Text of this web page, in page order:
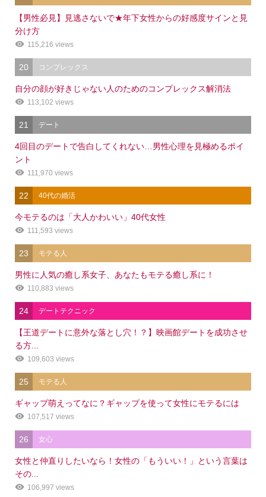
【男性必見】見逃さないで★年下女性からの好感度サインと見
分け方
115,216 views
20 コンプレックス
自分の顔が好きじゃない人のためのコンプレックス解消法
113,102 views
21 デート
4回目のデートで告白してくれない…男性心理を見極めるポイ
ント
111,970 views
22 40代の婚活
今モテるのは「大人かわいい」40代女性
111,593 views
23 モテる人
男性に人気の癒し系女子、あなたもモテる癒し系に！
110,883 views
24 デートテクニック
【王道デートに意外な落とし穴！？】映画館デートを成功させ
る方...
109,603 views
25 モテる人
ギャップ萌えってなに？ギャップを使って女性にモテるには
107,517 views
26 女心
女性と仲直りしたいなら！女性の「もういい！」という言葉は
その...
106,997 views